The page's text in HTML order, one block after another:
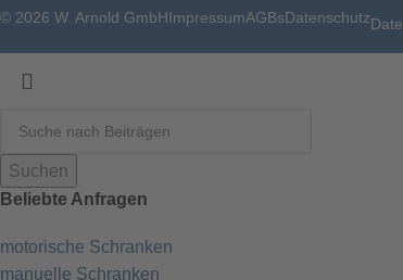
© 2026 W. Arnold GmbHImpressumAGBsDatenschutz
Suchen
Beliebte Anfragen
motorische Schranken
manuelle Schranken
PRODUKTEN